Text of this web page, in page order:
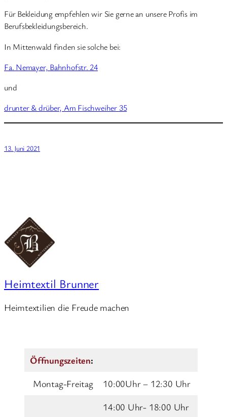
Für Bekleidung empfehlen wir Sie gerne an unsere Profis im
Berufsbekleidungsbereich.
In Mittenwald finden sie solche bei:
Fa. Nemayer, Bahnhofstr. 24
und
drunter & drüber, Am Fischweiher 35
13. Juni 2021
Heimtextil Brunner
Heimtextilien die Freude machen
Öffnungszeiten:
Montag-Freitag
10:00Uhr – 12:30 Uhr
14:00 Uhr- 18:00 Uhr